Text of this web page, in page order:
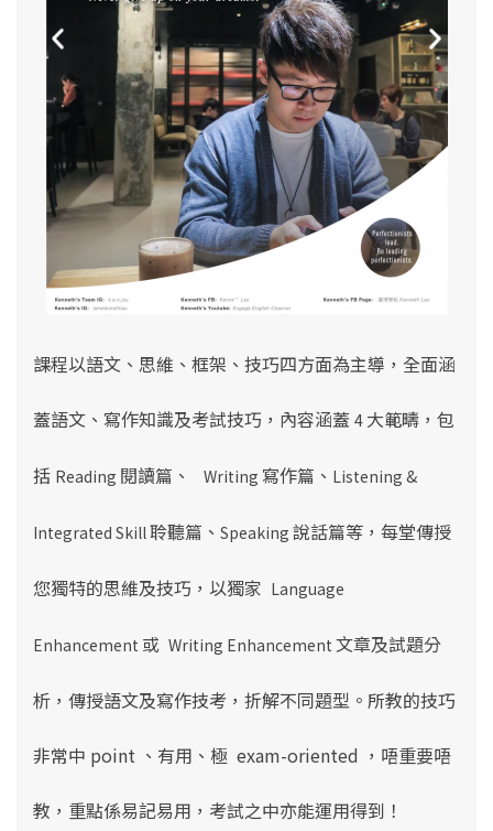
課程以語文、思維、框架、技巧四方面為主導 ， 全面涵
蓋語文、寫作知識及考試技巧，內容涵蓋 4 大範疇，包
括 Reading 閱讀篇、 Writing 寫作篇、 Listening &
Integrated Skill聆聽篇、 Speaking 說話篇等， 每堂傳授
您獨特的思維及技巧，以獨家 Language
Enhancement 或 Writing Enhancement 文章及試題分
析，傳授語文及寫作技考，折解不同題型。所教的技巧
非常中 point 、有用、極 exam-oriented ，唔重要唔
教，重點係易記易用，考試之中亦能運用得到！